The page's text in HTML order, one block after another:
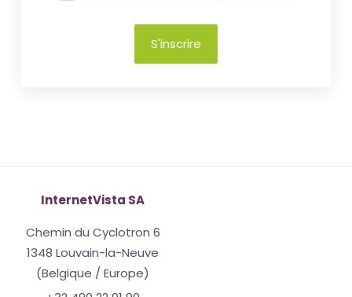
S'inscrire
InternetVista SA
Chemin du Cyclotron 6
1348 Louvain-la-Neuve
(Belgique / Europe)